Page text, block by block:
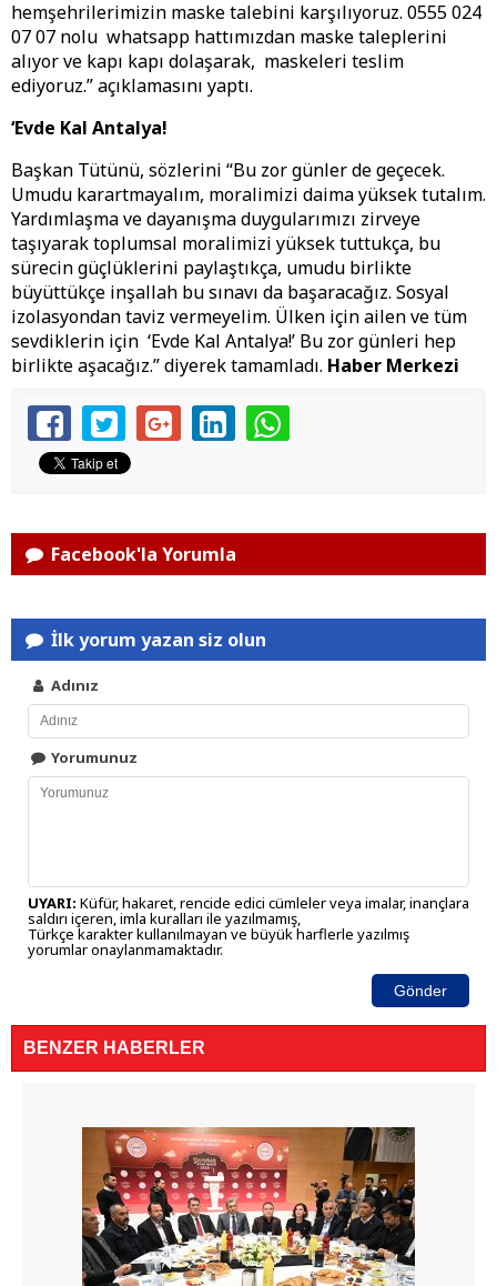
hemşehrilerimizin maske talebini karşılıyoruz. 0555 024
07 07 nolu whatsapp hattımızdan maske taleplerini
alıyor ve kapı kapı dolaşarak, maskeleri teslim
ediyoruz.” açıklamasını yaptı.
‘Evde Kal Antalya!
Başkan Tütünü, sözlerini “Bu zor günler de geçecek.
Umudu karartmayalım, moralimizi daima yüksek tutalım.
Yardımlaşma ve dayanışma duygularımızı zirveye
taşıyarak toplumsal moralimizi yüksek tuttukça, bu
sürecin güçlüklerini paylaştıkça, umudu birlikte
büyüttükçe inşallah bu sınavı da başaracağız. Sosyal
izolasyondan taviz vermeyelim. Ülken için ailen ve tüm
sevdiklerin için ‘Evde Kal Antalya!’ Bu zor günleri hep
birlikte aşacağız.” diyerek tamamladı. Haber Merkezi
Facebook'la Yorumla
İlk yorum yazan siz olun
Adınız
Yorumunuz
UYARI: Küfür, hakaret, rencide edici cümleler veya imalar, inançlara
saldırı içeren, imla kuralları ile yazılmamış,
Türkçe karakter kullanılmayan ve büyük harflerle yazılmış
yorumlar onaylanmamaktadır.
Gönder
BENZER HABERLER